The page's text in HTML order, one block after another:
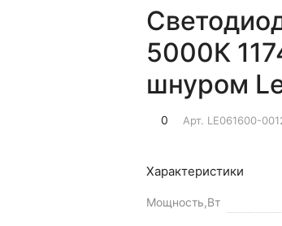
5000К
шнуром
0 Арт. LE061600-
Характеристики
Мощность,Вт